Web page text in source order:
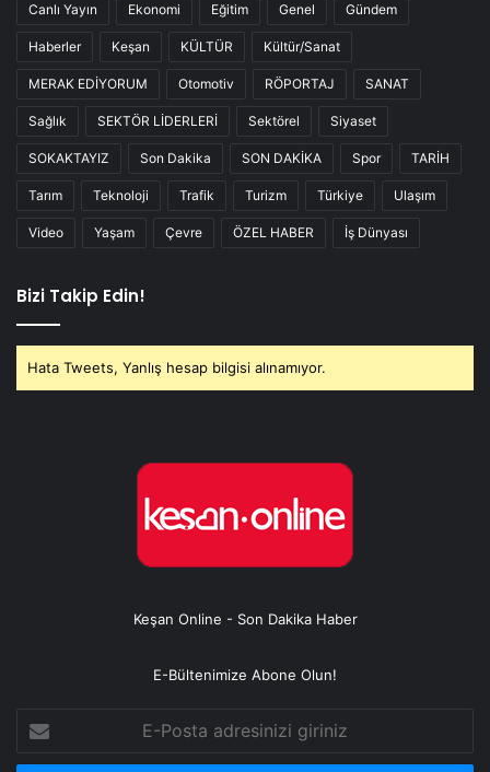
Canlı Yayın Ekonomi Eğitim Genel Gündem
Haberler Keşan KÜLTÜR Kültür/Sanat
MERAK EDİYORUM Otomotiv RÖPORTAJ SANAT
Sağlık SEKTÖR LİDERLERİ Sektörel Siyaset
SOKAKTAYIZ Son Dakika SON DAKİKA Spor TARİH
Tarım Teknoloji Trafik Turizm Türkiye Ulaşım
Video Yaşam Çevre ÖZEL HABER İş Dünyası
Bizi Takip Edin!
Hata Tweets, Yanlış hesap bilgisi alınamıyor.
Keşan Online - Son Dakika Haber
E-Bültenimize Abone Olun!
Posta
adresinizi